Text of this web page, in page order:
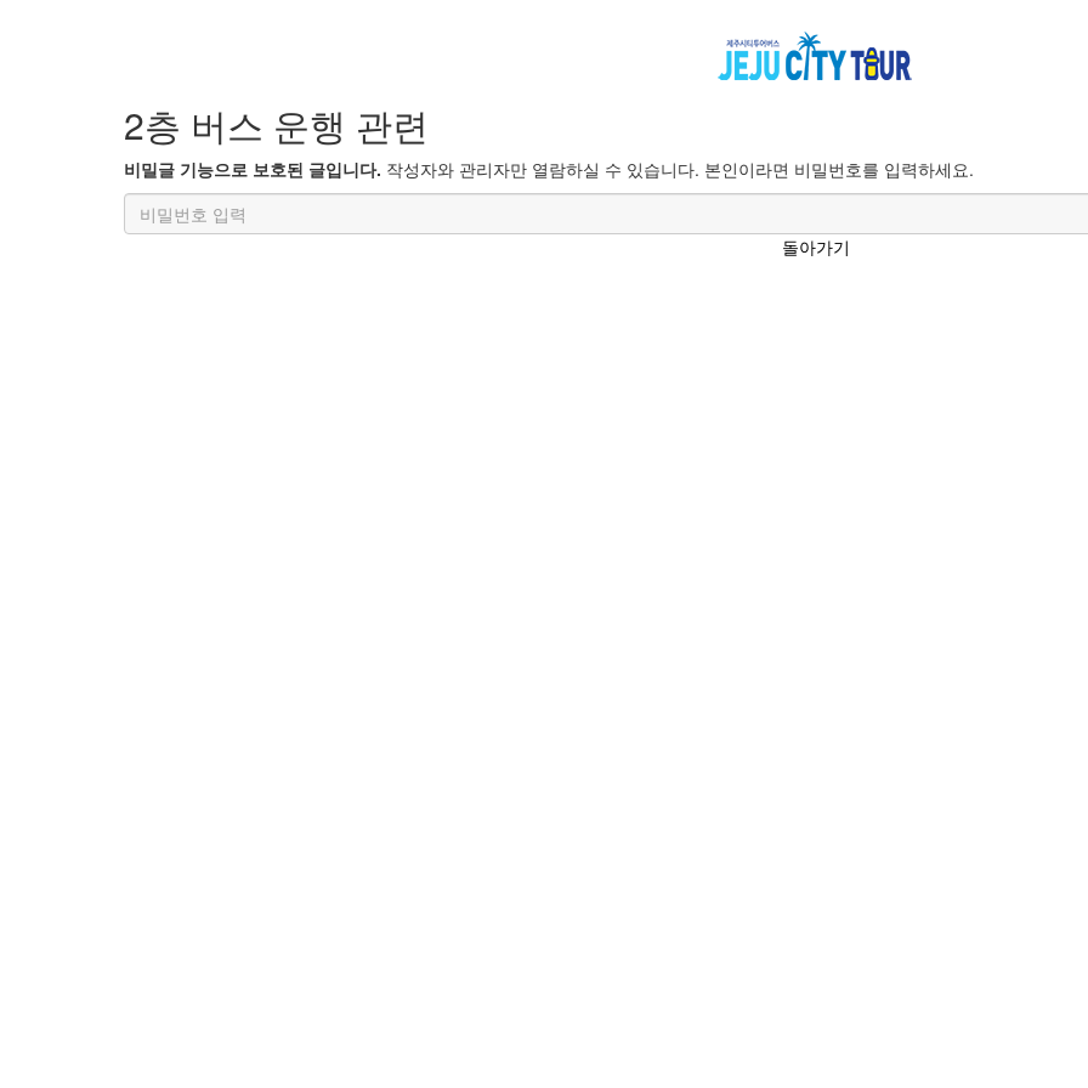
2층 버스 운행 관련
비밀글 기능으로 보호된 글입니다. 작성자와 관리자만 열람하실 수 있습니다. 본인이라면 비밀번호를 입력하세요.
돌아가기